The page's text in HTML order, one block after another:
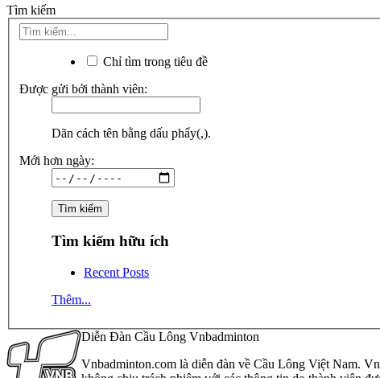
Tìm kiếm
Chỉ tìm trong tiêu đề
Được gửi bởi thành viên:
Dãn cách tên bằng dấu phẩy(,).
Mới hơn ngày:
Tìm kiếm hữu ích
Recent Posts
Thêm...
Diễn Đàn Cầu Lông Vnbadminton
Vnbadminton.com là diễn đàn về Cầu Lông Việt Nam.